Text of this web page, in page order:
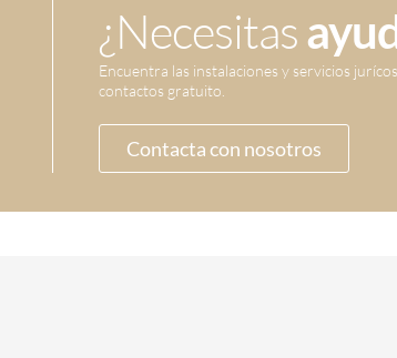
¿Necesitas
Encuentra las instalaciones y servicios
contactos gratuito.
Contacta con nosotros